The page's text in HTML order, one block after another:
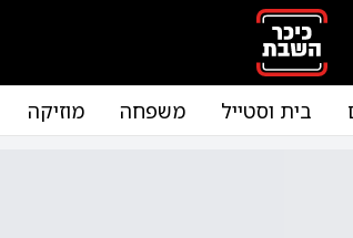
בית וסטייל משפחה מוזיקה